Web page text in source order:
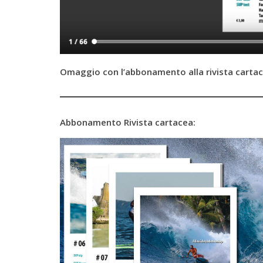
Omaggio con l’abbonamento alla rivista
Abbonamento Rivista cartacea: